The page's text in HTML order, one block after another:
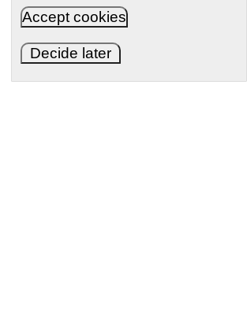
Accept cookies
Decide later